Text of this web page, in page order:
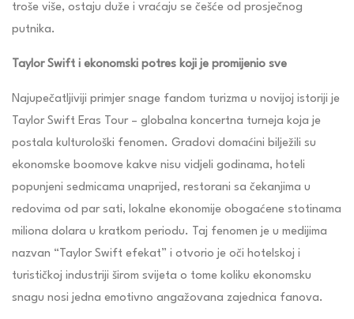
troše više, ostaju duže i vraćaju se češće od prosječnog
putnika.
Taylor Swift i ekonomski potres koji je promijenio sve
Najupečatljiviji primjer snage fandom turizma u novijoj istoriji je
Taylor Swift Eras Tour – globalna koncertna turneja koja je
postala kulturološki fenomen. Gradovi domaćini bilježili su
ekonomske boomove kakve nisu vidjeli godinama, hoteli
popunjeni sedmicama unaprijed, restorani sa čekanjima u
redovima od par sati, lokalne ekonomije obogaćene stotinama
miliona dolara u kratkom periodu. Taj fenomen je u medijima
nazvan “Taylor Swift efekat” i otvorio je oči hotelskoj i
turističkoj industriji širom svijeta o tome koliku ekonomsku
snagu nosi jedna emotivno angažovana zajednica fanova.